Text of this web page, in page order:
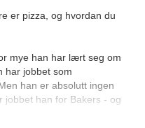
er pizza, og hvordan du
mye han har lært seg om
har jobbet som
han er absolutt ingen
jobbet han for Bakers - og